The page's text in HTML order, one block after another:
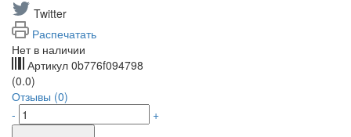
Twitter
Распечатать
Нет в наличии
Артикул 0b776f094798
(0.0)
Отзывы (0)
-
+